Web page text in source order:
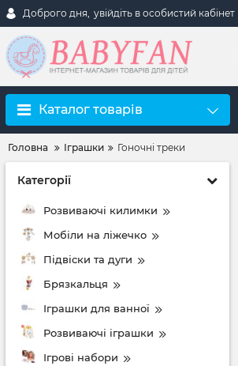
Доброго дня, увійдіть в особистий кабінет
Каталог товарів
Головна Іграшки Гоночні треки
Категорії
Розвиваючі килимки
Мобіли на ліжечко
Підвіски та дуги
Брязкальця
Іграшки для ванної
Розвиваючі іграшки
Ігрові набори